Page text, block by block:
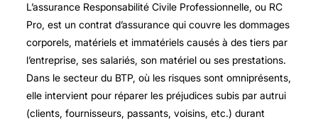
L’assurance Responsabilité Civile Professionnelle, ou RC
Pro, est un contrat d’assurance qui couvre les dommages
corporels, matériels et immatériels causés à des tiers par
l’entreprise, ses salariés, son matériel ou ses prestations.
Dans le secteur du BTP, où les risques sont omniprésents,
elle intervient pour réparer les préjudices subis par autrui
(clients, fournisseurs, passants, voisins, etc.) durant